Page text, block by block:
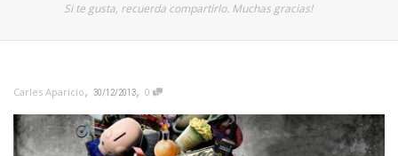
Si te gusta, recuerda compartirlo. Muchas gracias!
Carles Aparicio, 30/12/2013, 0